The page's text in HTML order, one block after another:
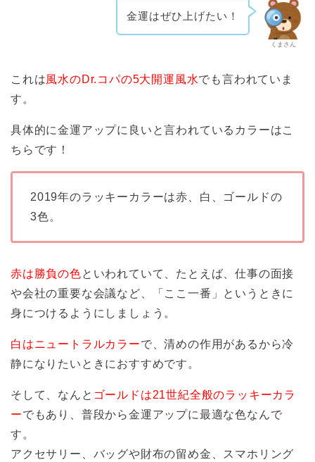
くまさん
金運はぜひ上げたい！
これは風水のDr.コパの5大開運風水でも言われていま
す。
具体的に金運アップに良いと言われているカラーはこ
ちらです！
2019年のラッキーカラーは赤、白、ゴールドの
3色。
赤は勝負の色といわれていて、たとえば、仕事の面接
や会社の重要な会議など、「ここ一番」というときに
身につけるようにしましょう。
白はニュートラルカラーで、清めの作用があるから冷
静になりたいときにおすすめです。
そして、なんと ゴールドは21世紀全般のラッキーカラ
ーでもあり、普段から金運アップに最適な色なんで
す。
アクセサリー、バッグや財布の留め金、スマホリング